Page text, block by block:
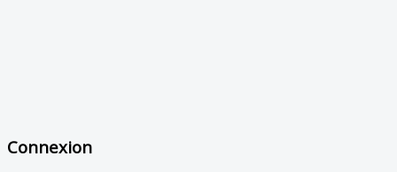
Connexion